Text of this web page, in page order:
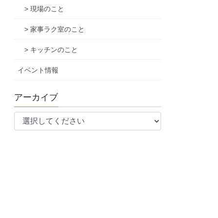
> 現場のこと
> 家事ラク室のこと
> キッチンのこと
イベント情報
アーカイブ